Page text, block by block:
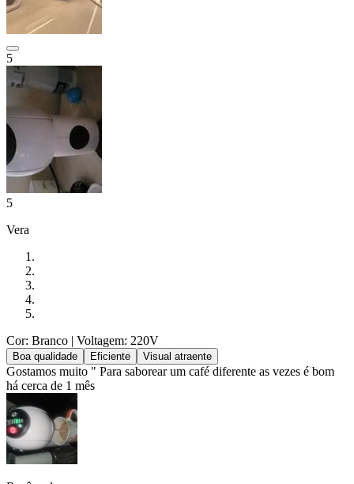
5
5
Vera
Cor: Branco | Voltagem: 220V
Boa qualidade Eficiente Visual atraente
Gostamos muito " Para saborear um café diferente as vezes é bom
há cerca de 1 mês